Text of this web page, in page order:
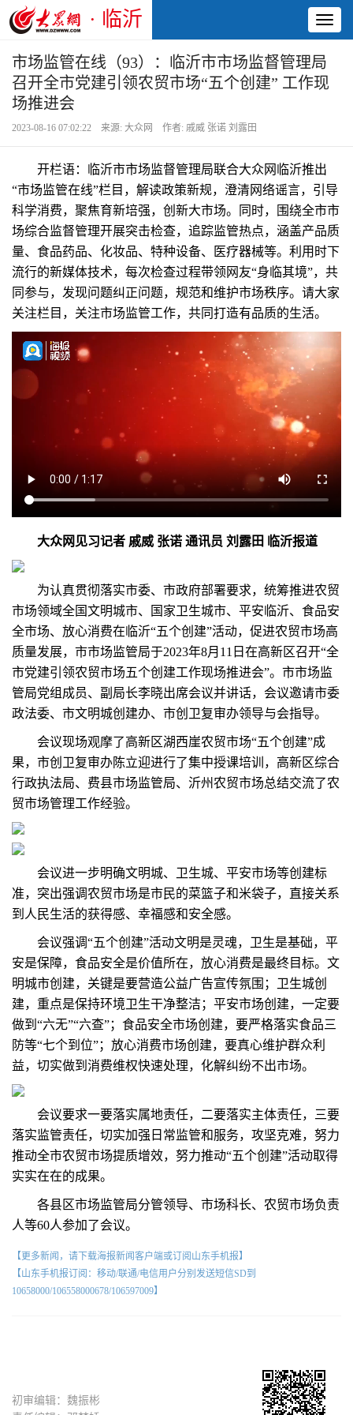
· 临沂
市场监管在线（93）：临沂市市场监督管理局
召开全市党建引领农贸市场“五个创建” 工作现
场推进会
2023-08-16 07:02:22 来源: 大众网 作者: 戚威 张诺 刘露田
开栏语：临沂市市场监督管理局联合大众网临沂推出
“市场监管在线”栏目，解读政策新规，澄清网络谣言，引导
科学消费，聚焦育新培强，创新大市场。同时，围绕全市市
场综合监督管理开展突击检查，追踪监管热点，涵盖产品质
量、食品药品、化妆品、特种设备、医疗器械等。利用时下
流行的新媒体技术，每次检查过程带领网友“身临其境”，共
同参与，发现问题纠正问题，规范和维护市场秩序。请大家
关注栏目，关注市场监管工作，共同打造有品质的生活。
大众网见习记者 戚威 张诺 通讯员 刘露田 临沂报道
为认真贯彻落实市委、市政府部署要求，统筹推进农贸
市场领域全国文明城市、国家卫生城市、平安临沂、食品安
全市场、放心消费在临沂“五个创建”活动，促进农贸市场高
质量发展，市市场监管局于2023年8月11日在高新区召开“全
市党建引领农贸市场五个创建工作现场推进会”。市市场监
管局党组成员、副局长李晓出席会议并讲话，会议邀请市委
政法委、市文明城创建办、市创卫复审办领导与会指导。
会议现场观摩了高新区湖西崖农贸市场“五个创建”成
果，市创卫复审办陈立迎进行了集中授课培训，高新区综合
行政执法局、费县市场监管局、沂州农贸市场总结交流了农
贸市场管理工作经验。
会议进一步明确文明城、卫生城、平安市场等创建标
准，突出强调农贸市场是市民的菜篮子和米袋子，直接关系
到人民生活的获得感、幸福感和安全感。
会议强调“五个创建”活动文明是灵魂，卫生是基础，平
安是保障，食品安全是价值所在，放心消费是最终目标。文
明城市创建，关键是要营造公益广告宣传氛围；卫生城创
建，重点是保持环境卫生干净整洁；平安市场创建，一定要
做到“六无”“六查”；食品安全市场创建，要严格落实食品三
防等“七个到位”；放心消费市场创建，要真心维护群众利
益，切实做到消费维权快速处理，化解纠纷不出市场。
会议要求一要落实属地责任，二要落实主体责任，三要
落实监管责任，切实加强日常监管和服务，攻坚克难，努力
推动全市农贸市场提质增效，努力推动“五个创建”活动取得
实实在在的成果。
各县区市场监管局分管领导、市场科长、农贸市场负责
人等60人参加了会议。
【更多新闻，请下载海报新闻客户端或订阅山东手机报】
【山东手机报订阅：移动/联通/电信用户分别发送短信SD到
10658000/106558000678/106597009】
初审编辑：魏振彬